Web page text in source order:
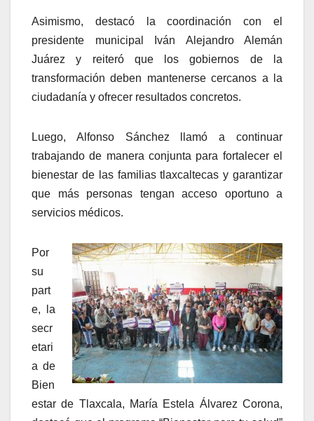
Asimismo, destacó la coordinación con el
presidente municipal Iván Alejandro Alemán
Juárez y reiteró que los gobiernos de la
transformación deben mantenerse cercanos a la
ciudadanía y ofrecer resultados concretos.
Luego, Alfonso Sánchez llamó a continuar
trabajando de manera conjunta para fortalecer el
bienestar de las familias tlaxcaltecas y garantizar
que más personas tengan acceso oportuno a
servicios médicos.
Por
su
part
e, la
secr
etari
a de
Bien
estar de Tlaxcala, María Estela Álvarez Corona,